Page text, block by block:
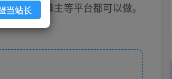
众号流量主等平台都可以做。
当站长